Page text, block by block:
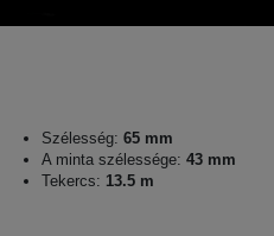
Szélesség: 65 mm
A minta szélessége: 43 mm
Tekercs: 13.5 m